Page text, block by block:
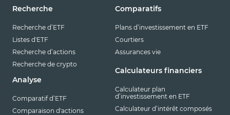
Recherche
Recherche d’ETF
Listes d'ETF
Recherche d’actions
Recherche de crypto
Analyse
Comparatif d’ETF
Comparaison d'actions
Comparatifs
Plans d’investissement en ETF
Courtiers
Assurances vie
Calculateurs financiers
Calculateur plan
d’investissement en ETF
Calculateur d’intérêt composés